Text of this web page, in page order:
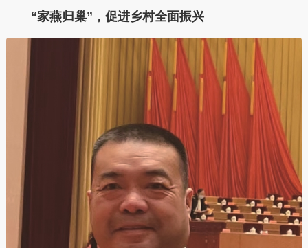
“家燕归巢”，促进乡村全面振兴